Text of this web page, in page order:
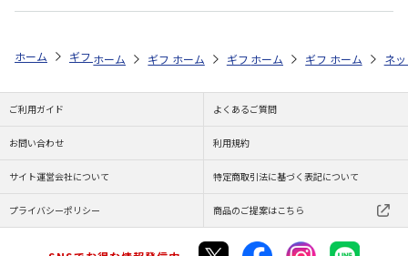
ホーム ギフトストア お中元・夏ギフト特集 2026 お菓子・スイーツ
ホーム ギフトストア お中元・夏ギフト特集 2026
ホーム ギフトストア お中元・夏ギフト
ホーム ギフトストア お
ホーム ネ
ご利用ガイド よくあるご質問
お問い合わせ 利用規約
サイト運営会社について 特定商取引法に基づく表記について
プライバシーポリシー 商品のご提案はこちら